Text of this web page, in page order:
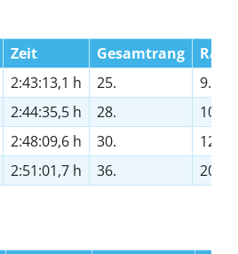
Zeit Gesamtrang
2:43:13,1 h 25.
9.
2:44:35,5 h 28.
10.
2:48:09,6 h 30.
12.
2:51:01,7 h 36. 20.